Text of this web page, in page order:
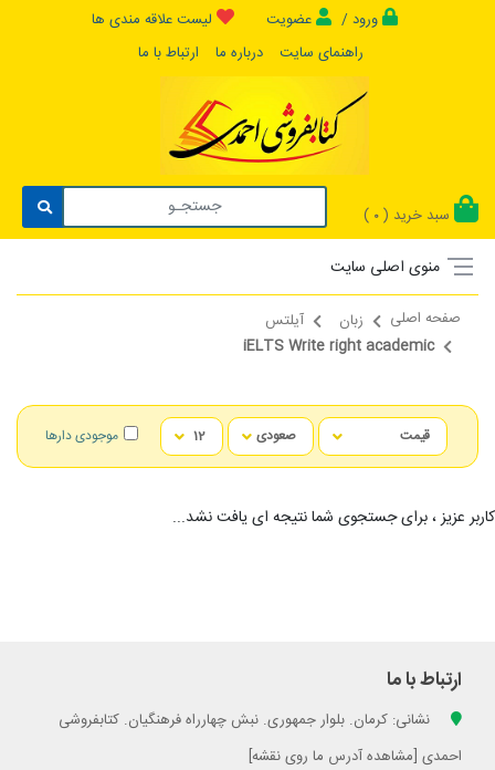
ورود / عضویت
لیست علاقه مندی ها
راهنمای سایت
درباره ما ارتباط با ما
سبد خرید ( 0
)
منوی اصلی سایت
صفحه اصلی زبان
آیلتس
iELTS Write right academic
موجودی دارها
کاربر عزیز ، برای جستجوی شما نتیجه ای یافت نشد...
ارتباط با ما
نشانی: کرمان. بلوار جمهوری. نبش چهارراه فرهنگیان. کتابفروشی
احمدی [مشاهده آدرس ما روی نقشه]